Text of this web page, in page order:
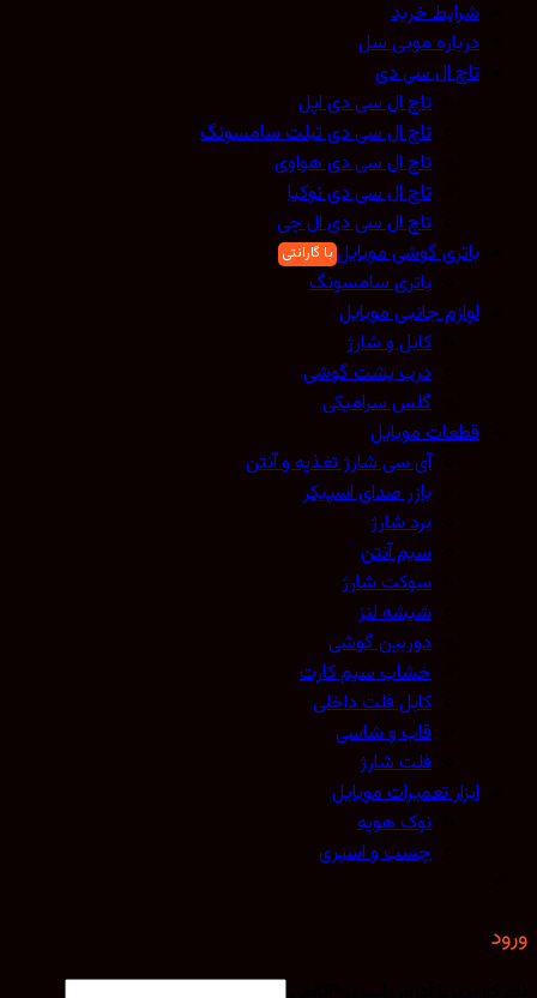
شرایط خرید
درباره موبی سل
تاچ ال سی دی
تاچ ال سی دی اپل
تاچ ال سی دی تبلت سامسونگ
تاچ ال سی دی هواوی
تاچ ال سی دی نوکیا
تاچ ال سی دی ال جی
باتری گوشی موبایل
باتری سامسونگ
لوازم جانبی موبایل
کابل و شارژ
درب پشت گوشی
گلس سرامیکی
قطعات موبایل
آی سی شارژ تغذیه و آنتن
بازر صدای اسپیکر
برد شارژ
سیم آنتن
سوکت شارژ
شیشه لنز
دوربین گوشی
خشاب سیم کارت
کابل فلت داخلی
قاب و شاسی
فلت شارژ
ابزار تعمیرات موبایل
نوک هویه
چسب و اسپری